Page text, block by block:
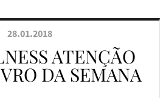
28.01.2018
ATENÇÃO
DA SEMANA